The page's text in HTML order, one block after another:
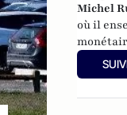
Michel
où il